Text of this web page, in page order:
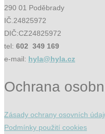
290 01 Poděbrady
IČ.24825972
DIČ:CZ24825972
tel: 602 349 169
e-mail: hyla@hyla.cz
Ochrana
Zásady ochrany osovních
Podmínky použití cookies